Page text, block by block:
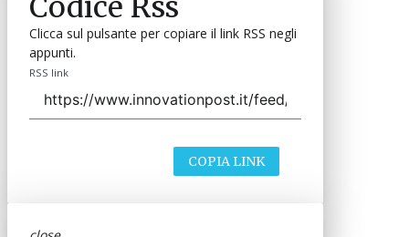
Clicca sul pulsante per copiare il link RSS negli
appunti.
RSS link
COPIA LINK